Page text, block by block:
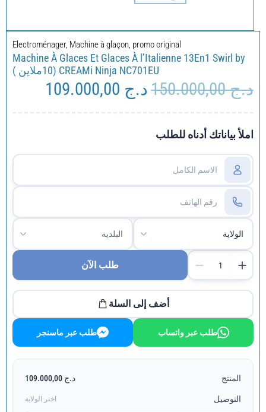
Electroménager, Machine à glaçon promo original
Machine À Glaces Et Glaces À l’Italienne 13En1 Swirl by
CREAMi Ninja NC701EU (10ملاين )
د.ج150.000,00
Le
prix
initial
د.ج
actuel
املأ بياناتك أدناه للطلب
طلب الآن
أضف إلى السلة
طلب عبر واتساب طلب عبر ماسنجر
المنتج د.ج 109.000,00
التوصيل اختر الولاية